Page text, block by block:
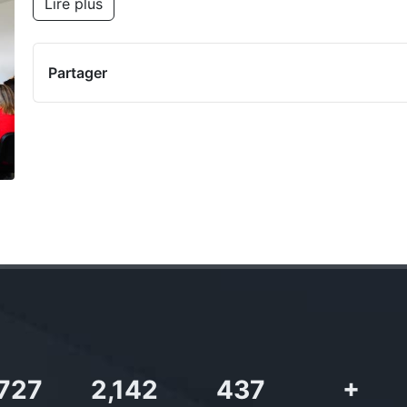
Lire plus
Partager
2,142 437 +